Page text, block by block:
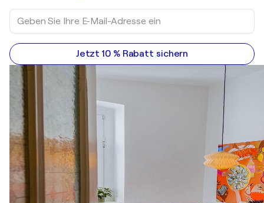
Jetzt 10 % Rabatt sichern